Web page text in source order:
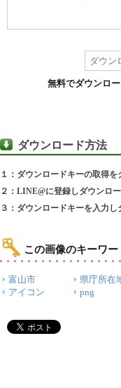
無料でダウンロー
ダウンロード方法
１：ダウンロードキーの取得を
２：LINE@に登録しダウンロ
３：ダウンロードキーを入力
この画像のキーワー
富山市 県庁所在
アイコン
png